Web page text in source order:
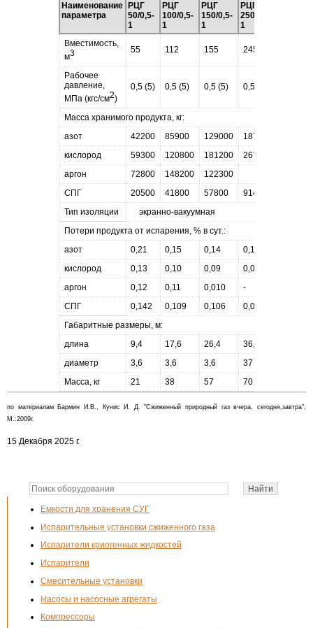
Емкости для хранения СУГ
Испарительные установки сжиженного газа
Испарители криогенных жидкостей
Испарители
Смесительные установки
Насосы и насосные агрегаты
Компрессоры
Наименование
параметра
РЦГ
50/0,5-
1
РЦГ
100/0,5-
1
РЦГ
150/0,5-
1
РЦГ
250/0,5-
1
Вместимость,
м3 55 112 155 245
Рабочее
давление,
МПа (кгс/см2)
0,5 (5) 0,5 (5) 0,5 (5) 0,5 (5)
Масса хранимого продукта, кг:
азот
42200 85900 129000
187800
кислород
59300 120800 181200
267300
аргон
72800 148200
122300
СПГ
20500 41800 57800
91400
Тип изоляции
экранно-вакуумная
Потери продукта от испарения, % в сут.:
азот
0,21 0,15 0,14
0,12
кислород
0,13 0,10 0,09
0,08
аргон
0,12 0,11 0,010
-
СПГ
0,142 0,109 0,106
0,087
Габаритные размеры, м:
длина
9,4 17,6 26,4
36,3
диаметр
3,6 3,6 3,6
37
Масса, кг
21 38 57 70
по материалам Бармин И.В., Кунис И. Д. "Сжиженный природный газ вчера, сегодня,завтра",
М.:2009г.
15 Декабря 2025 г.